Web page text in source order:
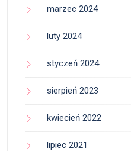
marzec 2024
luty 2024
styczeń 2024
sierpień 2023
kwiecień 2022
lipiec 2021